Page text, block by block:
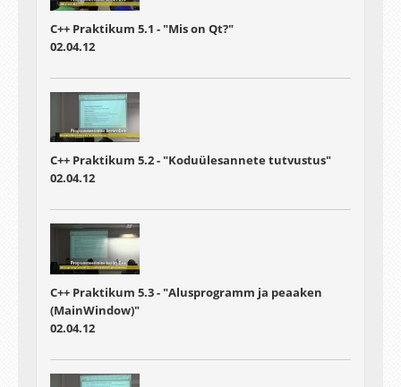
C++ Praktikum 5.1 - "Mis on Qt?"
02.04.12
C++ Praktikum 5.2 - "Koduülesannete tutvustus"
02.04.12
C++ Praktikum 5.3 - "Alusprogramm ja peaaken
(MainWindow)"
02.04.12